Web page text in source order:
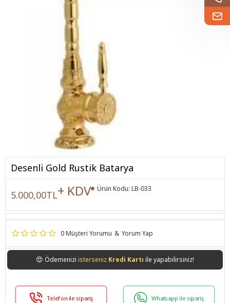
Desenli Gold Rustik Batarya
0 Müşteri Yorumu & Yorum Yap
5.000,00TL+ KDV Ürün Kodu: LB-033
😍 Ödemenizi istersenizKredi Kartı ile yapabilirsiniz!
Telefon ile sipariş Whatsapp ile sipariş